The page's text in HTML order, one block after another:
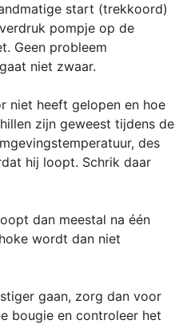
start (trekkoord)
pompje op de
Geen probleem
niet zwaar.
niet heeft gelopen en hoe
zijn geweest tijdens de
des
hij loopt. Schrik daar
dan meestal na één
wordt dan niet
gaan, zorg dan voor
bougie en controleer het